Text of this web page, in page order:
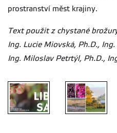
prostranství měst krajiny.
Text použit z chystané
Ing. Lucie Miovská, Ph.D.,
Ing. Miloslav Petrtýl, Ph.D.,